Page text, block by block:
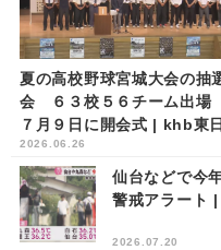
夏の高校野球宮城大会の抽
会 ６３校５６チーム出場
７月９日に開会式 | khb東日
本放送
2026.06.26
仙台などで今
警戒アラート
2026.07.20